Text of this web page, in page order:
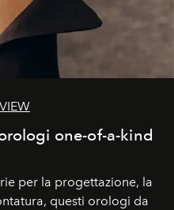
one-of-a-kind
per la progettazione, la
questi orologi da